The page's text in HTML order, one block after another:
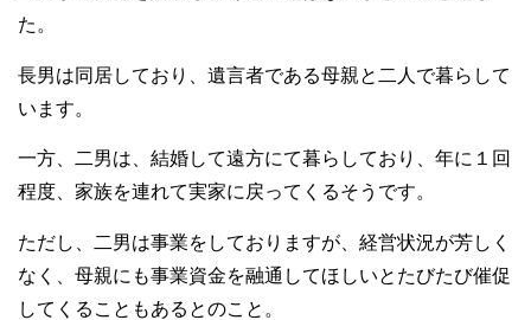
た。
長男は同居しており、遺言者である母親と二人で暮らして
います。
一方、二男は、結婚して遠方にて暮らしており、年に１回
程度、家族を連れて実家に戻ってくるそうです。
ただし、二男は事業をしておりますが、経営状況が芳しく
なく、母親にも事業資金を融通してほしいとたびたび催促
してくることもあるとのこと。